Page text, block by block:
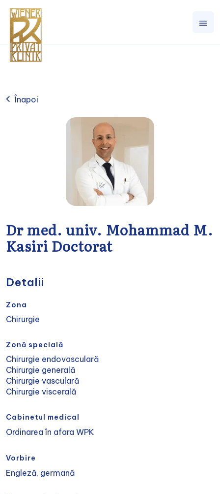
Înapoi
Dr med. univ. Mohammad M.
Kasiri Doctorat
Detalii
Zona
Chirurgie
Zonă specială
Chirurgie endovasculară
Chirurgie generală
Chirurgie vasculară
Chirurgie viscerală
Cabinetul medical
Ordinarea în afara WPK
Vorbire
Engleză, germană